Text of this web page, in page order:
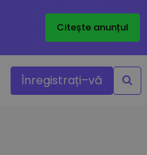
Citește anunțul
Înregistrați–vă